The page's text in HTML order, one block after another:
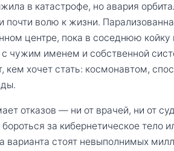
в катастрофе, но авария
почти волю к жизни.
центре, пока в соседнюю
чужим именем и собственной
кем хочет стать: космонавтом,
отказов — ни от врачей, ни от
бороться за кибернетическое тело
варианта стоят невыполнимых